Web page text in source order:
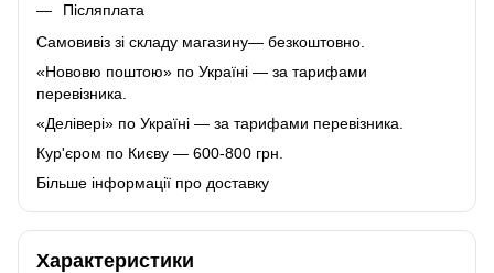
Післяплата
Самовивіз зі складу магазину— безкоштовно.
«Нововю поштою» по Україні — за тарифами
перевізника.
«Делівері» по Україні — за тарифами перевізника.
Кур'єром по Києву — 600-800 грн.
Більше інформації про доставку
Характеристики